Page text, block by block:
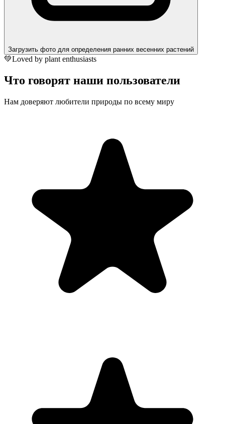
Загрузить фото для определения ранних весенних растений
💚Loved by plant enthusiasts
Что говорят наши пользователи
Нам доверяют любители природы по всему миру